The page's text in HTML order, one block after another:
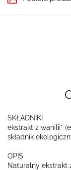
SKŁADNIKI
ekstrakt z wanilii*
składnik
OPIS
Naturalny ekstrakt